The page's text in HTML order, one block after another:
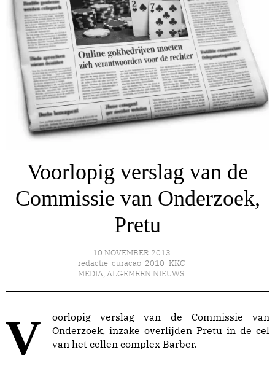
Voorlopig verslag van de
Commissie van Onderzoek,
Pretu
10 NOVEMBER 2013
redactie_curacao_2010_KKC
MEDIA, ALGEMEEN NIEUWS
Voorlopig verslag van de Commissie van
Onderzoek, inzake overlijden Pretu in de cel
van het cellen complex Barber.